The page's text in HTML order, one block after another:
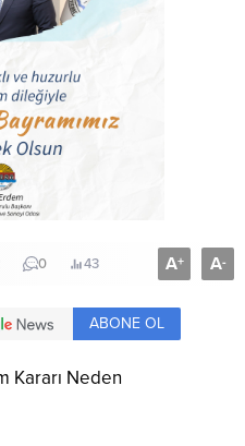
0 43 A+ A-
ABONE OL
Kararı Neden